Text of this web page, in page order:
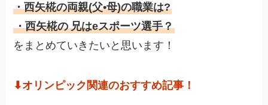
・西矢椛の両親(父•母)の職業は?
・西矢椛の 兄はeスポーツ選手？
をまとめていきたいと思います！
⬇︎オリンピック関連のおすすめ記事！